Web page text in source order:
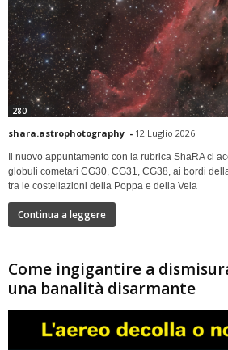
280
shara.astrophotography - 12 Luglio 2026
Il nuovo appuntamento con la rubrica ShaRA ci
globuli cometari CG30, CG31, CG38, ai bordi
tra le costellazioni della Poppa e della Vela
Continua a leggere
Come ingigantire a
una banalità disarmante